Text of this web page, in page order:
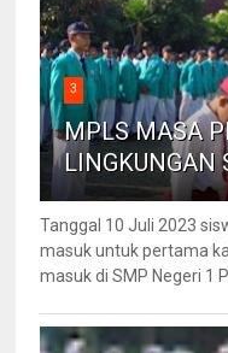
3
MPLS MASA
LINGKUNGAN
Tanggal 10 Juli 2023
masuk untuk pertama
masuk di SMP Negeri 1